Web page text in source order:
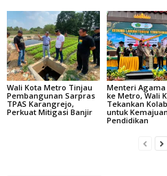
Wali Kota Metro Tinjau
Pembangunan Sarpras
TPAS Karangrejo,
Perkuat Mitigasi Banjir
Menteri
ke Metro, Wali
Tekankan
untuk Kemajuan
Pendidikan